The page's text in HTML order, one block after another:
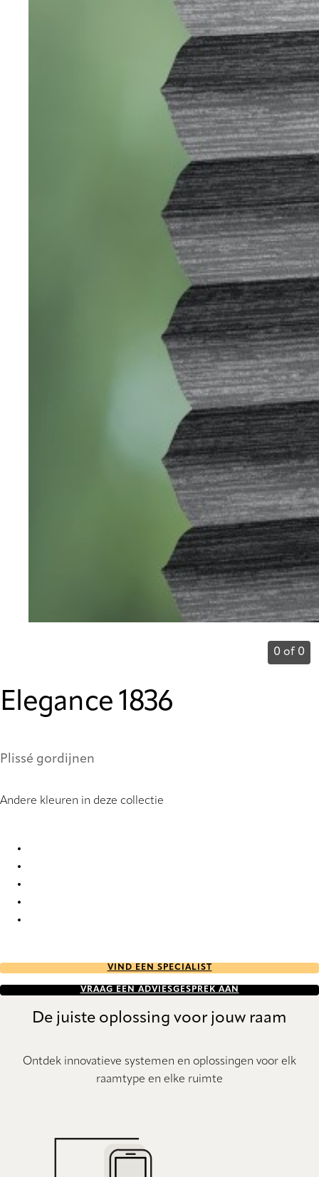
0 of 0
Elegance 1836
Plissé gordijnen
Andere kleuren in deze collectie
VIND EEN SPECIALIST
VRAAG EEN ADVIESGESPREK AAN
De juiste oplossing voor jouw raam
Ontdek innovatieve systemen en oplossingen voor elk
raamtype en elke ruimte